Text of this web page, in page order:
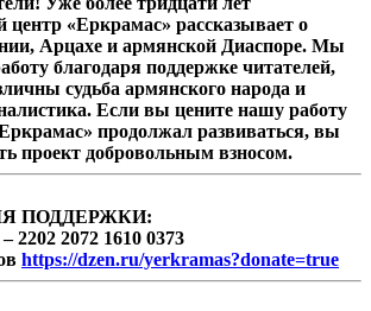
«Еркрамас» рассказывает о
Арцахе и армянской Диаспоре. Мы
благодаря поддержке читателей,
судьба армянского народа и
Если вы цените нашу работу
продолжал развиваться, вы
проект добровольным взносом.
ПОДДЕРЖКИ:
2202 2072 1610 0373
https://dzen.ru/yerkramas?donate=true